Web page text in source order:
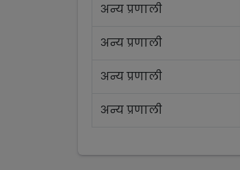
अन्य प्रणाली
अन्य प्रणाली
अन्य प्रणाली
अन्य प्रणाली